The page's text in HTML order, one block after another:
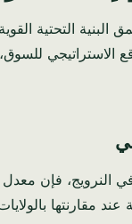
التحتية
الاستراتيجي
بالولايات القضائية